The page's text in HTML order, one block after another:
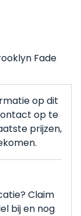
Fade
op dit
op te
prijzen,
Claim
bij en nog